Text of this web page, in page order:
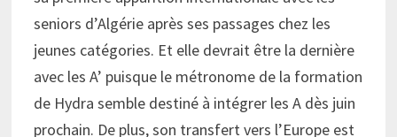
seniors d’Algérie après ses passages chez les
jeunes catégories. Et elle devrait être la dernière
avec les A’ puisque le métronome de la formation
de Hydra semble destiné à intégrer les A dès juin
prochain. De plus, son transfert vers l’Europe est